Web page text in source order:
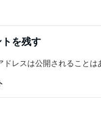
トを残す
ドレスは公開されることは